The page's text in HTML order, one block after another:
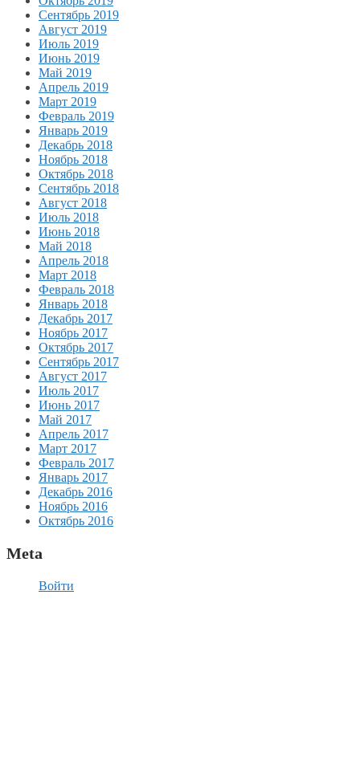
Сентябрь 2019
Август 2019
Июль 2019
Июнь 2019
Май 2019
Апрель 2019
Март 2019
Февраль 2019
Январь 2019
Декабрь 2018
Ноябрь 2018
Октябрь 2018
Сентябрь 2018
Август 2018
Июль 2018
Июнь 2018
Май 2018
Апрель 2018
Март 2018
Февраль 2018
Январь 2018
Декабрь 2017
Ноябрь 2017
Октябрь 2017
Сентябрь 2017
Август 2017
Июль 2017
Июнь 2017
Май 2017
Апрель 2017
Март 2017
Февраль 2017
Январь 2017
Декабрь 2016
Ноябрь 2016
Октябрь 2016
Meta
Войти